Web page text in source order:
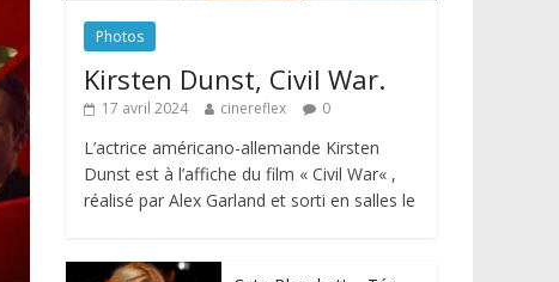
Photos
Kirsten Dunst, Civil War.
17 avril 2024 cinereflex 0
L’actrice américano-allemande Kirsten
Dunst est à l’affiche du film « Civil War« ,
réalisé par Alex Garland et sorti en salles le